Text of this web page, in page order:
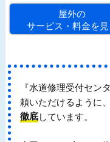
屋外の
サービス・料金を見
『水道修理受付セン
頼いただけるように
徹底しています。